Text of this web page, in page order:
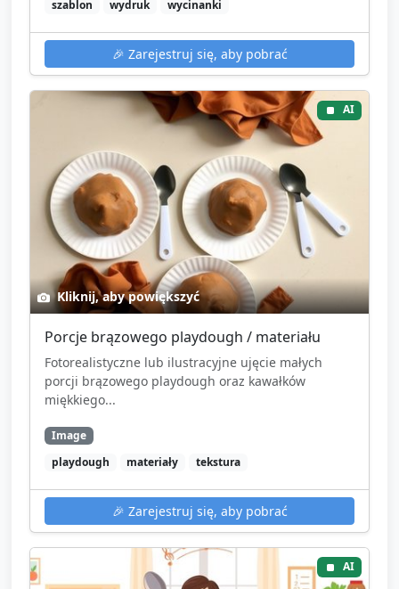
szablon
wydruk wycinanki
🎉 Zarejestruj się, aby pobrać
AI
Kliknij, aby powiększyć
Porcje brązowego playdough / materiału
Fotorealistyczne lub ilustracyjne ujęcie małych
porcji brązowego playdough oraz kawałków
miękkiego...
Image
playdough
materiały tekstura
🎉 Zarejestruj się, aby pobrać
AI